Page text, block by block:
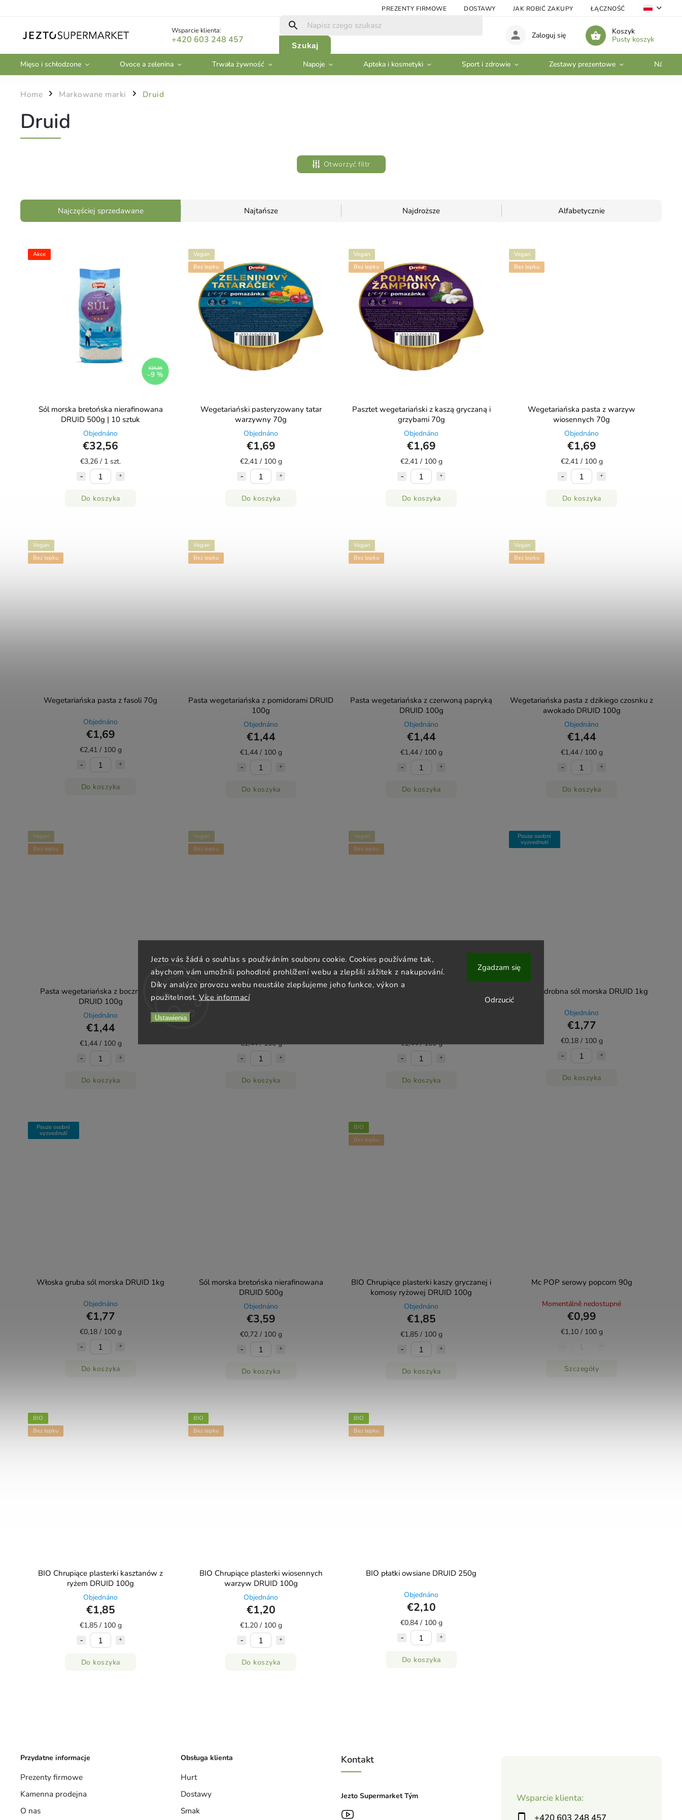
Jezto vás žádá o souhlas s používáním souboru cookie. Cookies používáme tak,
abychom vám umožnili pohodlné prohlížení webu a zlepšili zážitek z nakupování.
Díky analýze provozu webu neustále zlepšujeme jeho funkce, výkon a
použitelnost. Více informací
Ustawienia
Odrzucić
Zgadzam się
PREZENTY FIRMOWE DOSTAWY JAK ROBIĆ ZAKUPY ŁĄCZNOŚĆ
Wsparcie klienta:
+420 603 248 457
Szukaj
Koszyk
Pusty koszyk
Zaloguj się
Mięso i schłodzone Ovoce a zelenina Trwała żywność Napoje Apteka i kosmetyki Sport i zdrowie Zestawy prezentowe Nádobí
Home / Markowane marki / Druid
Druid
Otworzyć filtr
Najczęściej sprzedawane Najtańsze Najdroższe Alfabetycznie
Akce
€35,85
–9 %
Sól morska bretońska nierafinowana
DRUID 500g | 10 sztuk
Objednáno
€32,56
€3,26 / 1 szt.
Do koszyka
Vegan
Bez lepku
Wegetariański pasteryzowany tatar
warzywny 70g
Objednáno
€1,69
€2,41 / 100 g
Do koszyka
Vegan
Bez lepku
Pasztet wegetariański z kaszą gryczaną i
grzybami 70g
Objednáno
€1,69
€2,41 / 100 g
Do koszyka
Vegan
Bez lepku
Wegetariańska pasta z warzyw
wiosennych 70g
Objednáno
€1,69
€2,41 / 100 g
Do koszyka
Vegan
Bez lepku
Wegetariańska pasta z fasoli 70g
Objednáno
€1,69
€2,41 / 100 g
Do koszyka
Vegan
Bez lepku
Pasta wegetariańska z pomidorami DRUID
100g
Objednáno
€1,44
€1,44 / 100 g
Do koszyka
Vegan
Bez lepku
Pasta wegetariańska z czerwoną papryką
DRUID 100g
Objednáno
€1,44
€1,44 / 100 g
Do koszyka
Vegan
Bez lepku
Wegetariańska pasta z dzikiego czosnku z
awokado DRUID 100g
Objednáno
€1,44
€1,44 / 100 g
Do koszyka
Vegan
Bez lepku
Pasta wegetariańska z boczniakiem
DRUID 100g
Objednáno
€1,44
€1,44 / 100 g
Do koszyka
Vegan
Bez lepku
Pasta wegetariańska z cebulą DRUID
€1,44 / 100 g
Do koszyka
Vegan
Bez lepku
Pasta wegetariańska z brokułami DRUID
€1,44 / 100 g
Do koszyka
Pouze osobní
vyzvednutí
Włoska drobna sól morska DRUID 1kg
Objednáno
€1,77
€0,18 / 100 g
Do koszyka
Pouze osobní
vyzvednutí
Włoska gruba sól morska DRUID 1kg
Objednáno
€1,77
€0,18 / 100 g
Do koszyka
Sól morska bretońska nierafinowana
DRUID 500g
Objednáno
€3,59
€0,72 / 100 g
Do koszyka
BIO
Bez lepku
BIO Chrupiące plasterki kaszy gryczanej i
komosy ryżowej DRUID 100g
Objednáno
€1,85
€1,85 / 100 g
Do koszyka
Mc POP serowy popcorn 90g
Momentálně nedostupné
€0,99
€1,10 / 100 g
Szczegóły
BIO
Bez lepku
BIO Chrupiące plasterki kasztanów z
ryżem DRUID 100g
Objednáno
€1,85
€1,85 / 100 g
Do koszyka
BIO
Bez lepku
BIO Chrupiące plasterki wiosennych
warzyw DRUID 100g
Objednáno
€1,20
€1,20 / 100 g
Do koszyka
BIO
Bez lepku
BIO płatki owsiane DRUID 250g
Objednáno
€2,10
€0,84 / 100 g
Do koszyka
Wsparcie klienta:
Przydatne informacje
Prezenty firmowe
Kamenna prodejna
O nas
Obsługa klienta
Hurt
Dostawy
Smak
Kontakt
Jezto Supermarket Tým